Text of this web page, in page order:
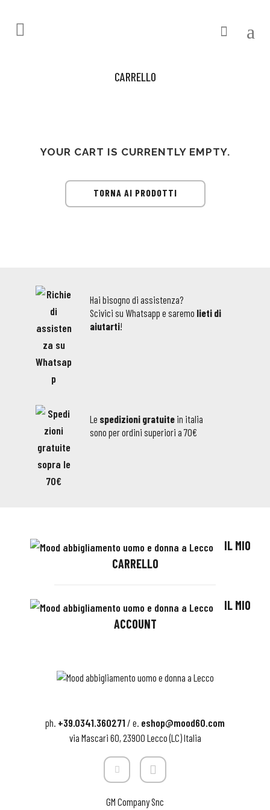
CARRELLO
YOUR CART IS CURRENTLY EMPTY.
TORNA AI PRODOTTI
Hai bisogno di assistenza?
Scivici su Whatsapp e saremo lieti di
aiutarti!
Le spedizioni gratuite in italia
sono per ordini superiori a 70€
IL MIO
CARRELLO
IL MIO
ACCOUNT
ph. +39.0341.360271 / e. eshop@mood60.com
via Mascari 60, 23900 Lecco (LC) Italia
GM Company Snc